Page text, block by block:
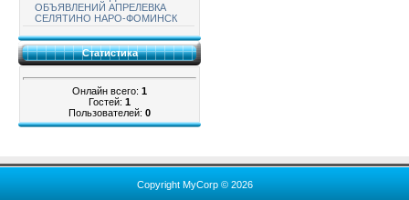
ОБЪЯВЛЕНИЙ АПРЕЛЕВКА
СЕЛЯТИНО НАРО-ФОМИНСК
Статистика
Онлайн всего: 1
Гостей: 1
Пользователей: 0
Copyright MyCorp © 2026